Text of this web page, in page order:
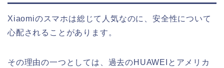
Xiaomiのスマホは総じて人気なのに、安全性について
心配されることがあります。
その理由の一つとしては、過去のHUAWEIとアメリカ